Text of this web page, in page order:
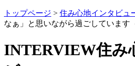
トップページ > 住み心地インタビュ
なぁ」と思いながら過ごしています
INTERVIEW住み